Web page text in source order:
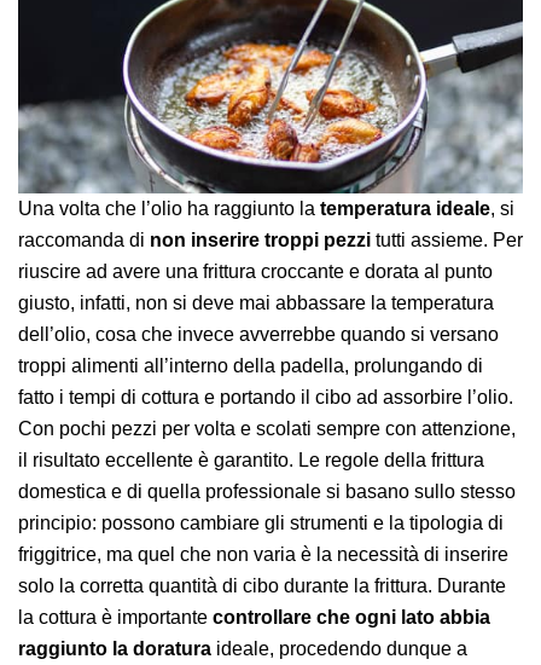
Una volta che l’olio ha raggiunto la temperatura ideale, si
raccomanda di non inserire troppi pezzi tutti assieme. Per
riuscire ad avere una frittura croccante e dorata al punto
giusto, infatti, non si deve mai abbassare la temperatura
dell’olio, cosa che invece avverrebbe quando si versano
troppi alimenti all’interno della padella, prolungando di
fatto i tempi di cottura e portando il cibo ad assorbire l’olio.
Con pochi pezzi per volta e scolati sempre con attenzione,
il risultato eccellente è garantito. Le regole della frittura
domestica e di quella professionale si basano sullo stesso
principio: possono cambiare gli strumenti e la tipologia di
friggitrice, ma quel che non varia è la necessità di inserire
solo la corretta quantità di cibo durante la frittura. Durante
la cottura è importante controllare che ogni lato abbia
raggiunto la doratura ideale, procedendo dunque a